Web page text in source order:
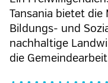
Tansania bietet
Bildungs- und
nachhaltige
die